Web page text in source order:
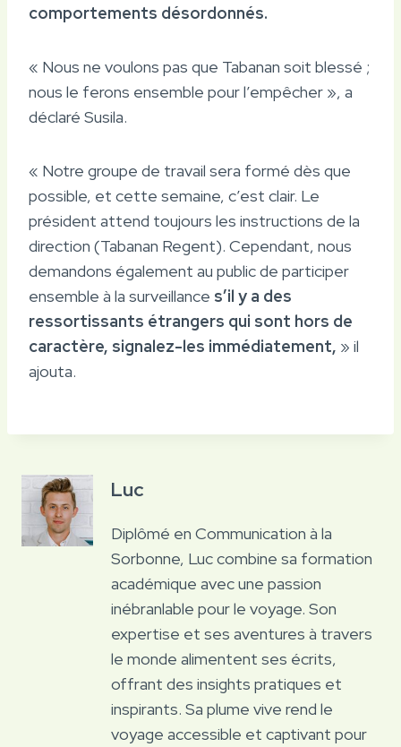
comportements désordonnés.
« Nous ne voulons pas que Tabanan soit blessé ;
nous le ferons ensemble pour l’empêcher », a
déclaré Susila.
« Notre groupe de travail sera formé dès que
possible, et cette semaine, c’est clair. Le
président attend toujours les instructions de la
direction (Tabanan Regent). Cependant, nous
demandons également au public de participer
ensemble à la surveillance s’il y a des
ressortissants étrangers qui sont hors de
caractère, signalez-les immédiatement, » il
ajouta.
Luc
Diplômé en Communication à la
Sorbonne, Luc combine sa formation
académique avec une passion
inébranlable pour le voyage. Son
expertise et ses aventures à travers
le monde alimentent ses écrits,
offrant des insights pratiques et
inspirants. Sa plume vive rend le
voyage accessible et captivant pour